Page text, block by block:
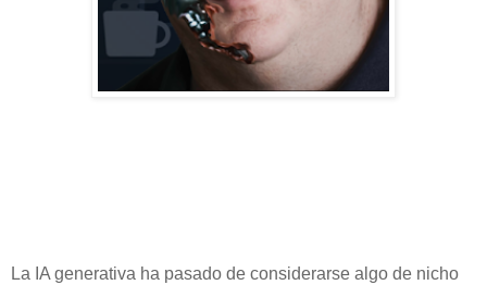
La IA generativa ha pasado de considerarse algo de nicho